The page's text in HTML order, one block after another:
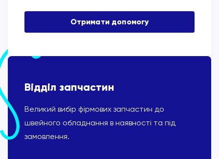
Отримати допомогу
Відділ запчастин
Великий вибір фірмових запчастин до
швейного обладнання в наявності та під
замовлення.